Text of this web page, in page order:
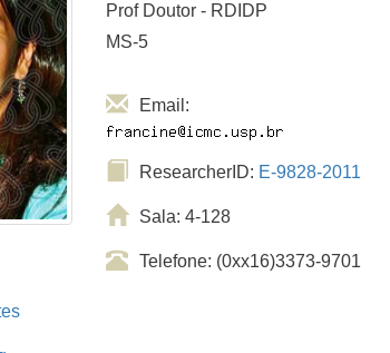
Prof Doutor - RDIDP
MS-5
Email:
ResearcherID: E-9828-2011
Sala: 4-128
Telefone: (0xx16)3373-9701